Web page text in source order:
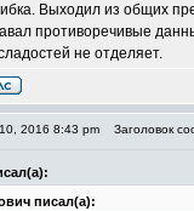
Выходил из общих
противоречивые
не отделяет.
2016 8:43 pm Заголовок
писал(а):